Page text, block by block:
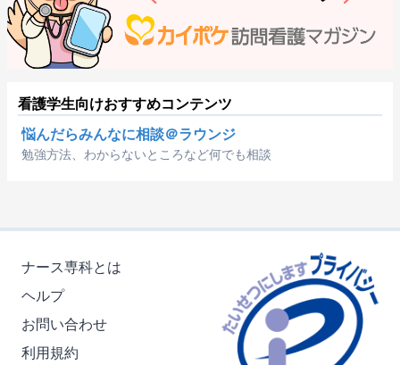
看護学生向けおすすめコンテンツ
悩んだらみんなに相談＠ラウンジ
勉強方法、わからないところなど何でも相談
ナース専科とは
ヘルプ
お問い合わせ
利用規約